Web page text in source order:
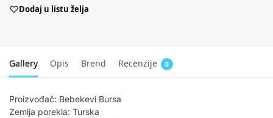
Dodaj u listu želja
Gallery Opis Brend Recenzije 0
Proizvođač: Bebekevi Bursa
Zemlja porekla: Turska